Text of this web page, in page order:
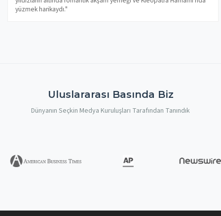
yüzmek harikaydı."
Uluslararası Basında Biz
Dünyanın Seçkin Medya Kuruluşları Tarafından Tanındık